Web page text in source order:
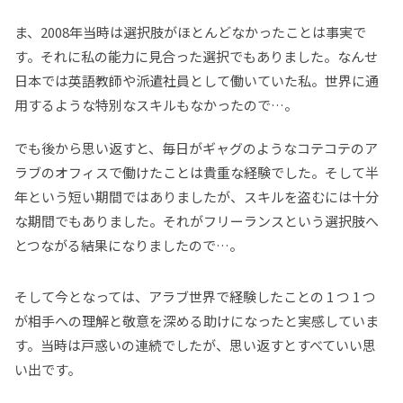
ま、2008年当時は選択肢がほとんどなかったことは事実で
す。それに私の能力に見合った選択でもありました。なんせ
日本では英語教師や派遣社員として働いていた私。世界に通
用するような特別なスキルもなかったので…。
でも後から思い返すと、毎日がギャグのようなコテコテのア
ラブのオフィスで働けたことは貴重な経験でした。そして半
年という短い期間ではありましたが、スキルを盗むには十分
な期間でもありました。それがフリーランスという選択肢へ
とつながる結果になりましたので…。
そして今となっては、アラブ世界で経験したことの 1 つ 1 つ
が相手への理解と敬意を深める助けになったと実感していま
す。当時は戸惑いの連続でしたが、思い返すとすべていい思
い出です。